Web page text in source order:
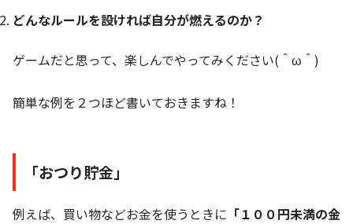
どんなルールを設ければ自分が燃えるのか？
ゲームだと思って、楽しんでやってみください(＾ω＾)
簡単な例を２つほど書いておきますね！
「おつり貯金」
例えば、買い物などお金を使うときに 「１００円未満の金